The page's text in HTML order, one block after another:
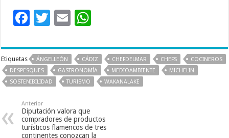
F
e
b
o
o
k
T
tt
er
E
ai
l
at
sA
p
Etiquetas ÁNGELLEÓN CÁDIZ CHEFDELMAR CHEFS
COCINEROS
DESPESQUES
GASTRONOMÍA MEDIOAMBIENTE
MICHELIN
SOSTENIBILIDAD
TURISMO WAKANALAKE
Anterior
Diputación valora que
compradores de productos
turísticos flamencos de tres
continentes conozcan la